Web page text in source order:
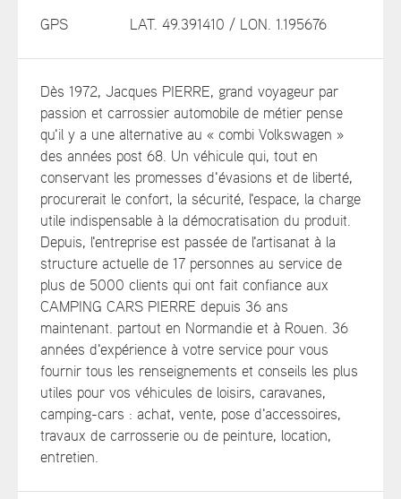
GPS LAT. 49.391410 / LON. 1.195676
Dès 1972, Jacques PIERRE, grand voyageur par
passion et carrossier automobile de métier pense
qu'il y a une alternative au « combi Volkswagen »
des années post 68. Un véhicule qui, tout en
conservant les promesses d'évasions et de liberté,
procurerait le confort, la sécurité, l'espace, la charge
utile indispensable à la démocratisation du produit.
Depuis, l'entreprise est passée de l'artisanat à la
structure actuelle de 17 personnes au service de
plus de 5000 clients qui ont fait confiance aux
CAMPING CARS PIERRE depuis 36 ans
maintenant. partout en Normandie et à Rouen. 36
années d'expérience à votre service pour vous
fournir tous les renseignements et conseils les plus
utiles pour vos véhicules de loisirs, caravanes,
camping-cars : achat, vente, pose d'accessoires,
travaux de carrosserie ou de peinture, location,
entretien.